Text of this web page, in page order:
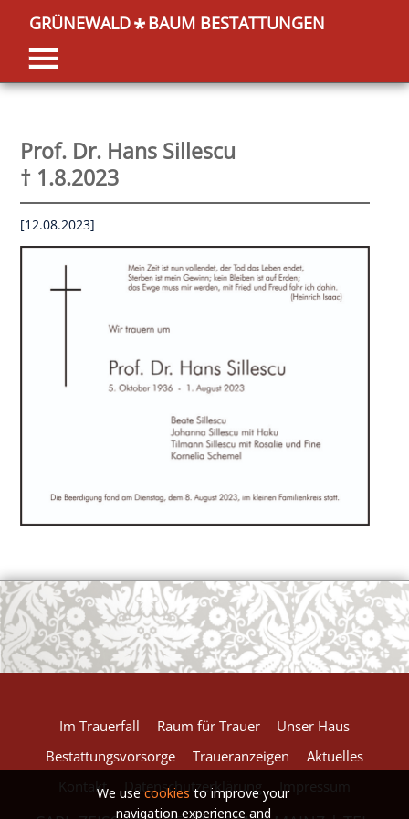
We use cookies to improve your
navigation experience and
powered by WPCookiePro
GRÜNEWALD*BAUM BESTATTUNGEN
Prof. Dr. Hans Sillescu
† 1.8.2023
[12.08.2023]
Im Trauerfall Raum für Trauer
Unser Haus
Bestattungsvorsorge
Traueranzeigen
Aktuelles
Kontakt
Datenschutzerklärung